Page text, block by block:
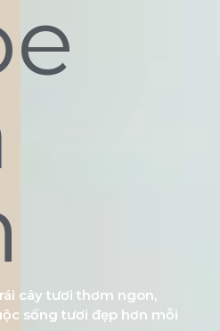
cây tươi thơm ngon,
sống tươi đẹp hơn mỗi